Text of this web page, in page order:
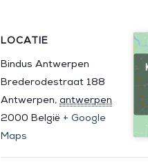
LOCATIE
Bindus Antwerpen
Brederodestraat 188
Antwerpen, antwerpen
2000 België + Google
Maps